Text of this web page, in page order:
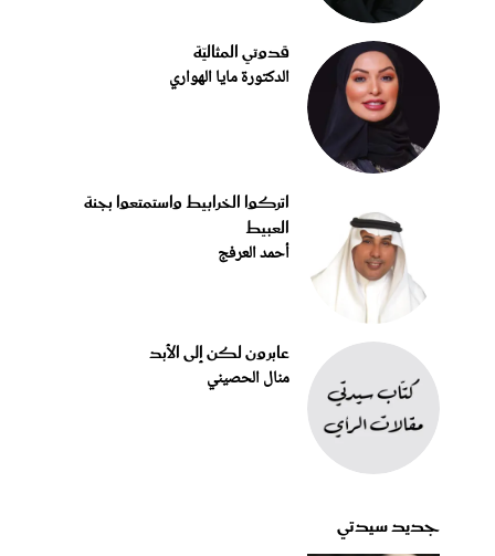
قدوتي المثاليّة
الدكتورة مايا الهواري
اتركوا الخرابيط واستمتعوا بجنة
العبيط
أحمد العرفج
عابرون لكن إلى الأبد
منال الحصيني
جديد سيدتي